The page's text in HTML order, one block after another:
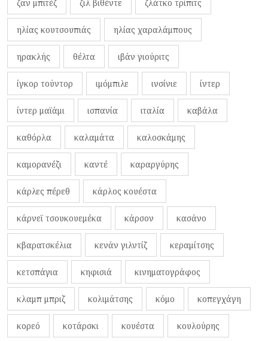
ζαν μπιτέζ ζιλ βιθέντε ζλάτκο τρίπιτς
ηλίας κουτσουπιάς ηλίας χαραλάμπους
ηρακλής θέλτα ιβάν γιούριτς
ίγκορ τούντορ ιμόμπιλε ινσίνιε ίντερ
ίντερ μαϊάμι ισπανία ιταλία καβάλα
καθόρλα καλαμάτα καλοσκάμης
καμορανέζι καντέ καραργύρης
κάρλες πέρεθ κάρλος κουέστα
κάρνεϊ τσουκουεμέκα κάρσον κασάνο
κβαρατσκέλια κενάν γιλντίζ κεραμίτσης
κετσπάγια κηφισιά κινηματογράφος
κλαμπ μπριζ κολιμάτσης κόμο κοπεγχάγη
κορεό κοτάρσκι κουέστα κουλούρης